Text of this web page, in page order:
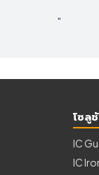
"
โซลู
IC
IC